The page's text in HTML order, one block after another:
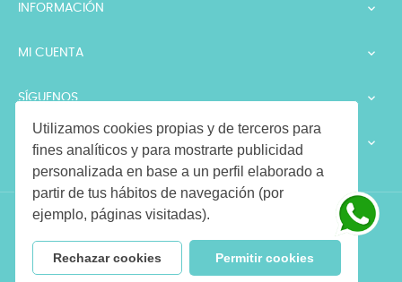
Utilizamos cookies propias y de terceros para
fines analíticos y para mostrarte publicidad
personalizada en base a un perfil elaborado a
partir de tus hábitos de navegación (por
ejemplo, páginas visitadas).
Rechazar cookies Permitir cookies
INFORMACIÓN 
MI CUENTA 
SÍGUENOS 
LEGALES 
Copyright © 2026 LIMONAE. Todos los derechos reservados